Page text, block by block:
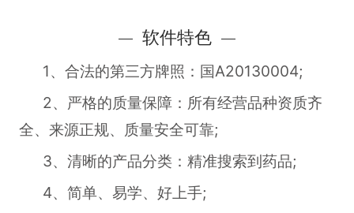
软件特色
1、合法的第三方牌照：国A20130004;
2、严格的质量保障：所有经营品种资质齐
全、来源正规、质量安全可靠;
3、清晰的产品分类：精准搜索到药品;
4、简单、易学、好上手;